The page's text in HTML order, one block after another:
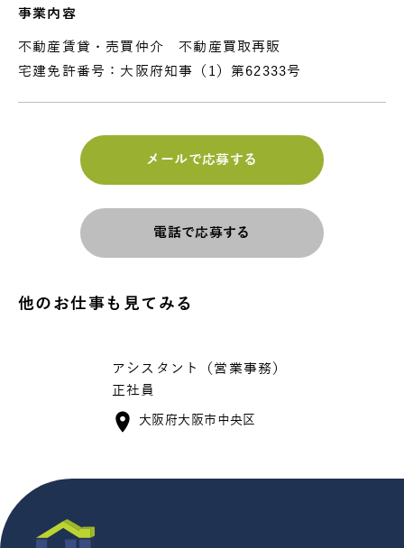
事業内容
不動産賃貸・売買仲介 不動産買取再販
宅建免許番号：大阪府知事（1）第62333号
メールで応募する
電話で応募する
他のお仕事も見てみる
アシスタント（営業事務）
正社員
大阪府大阪市中央区